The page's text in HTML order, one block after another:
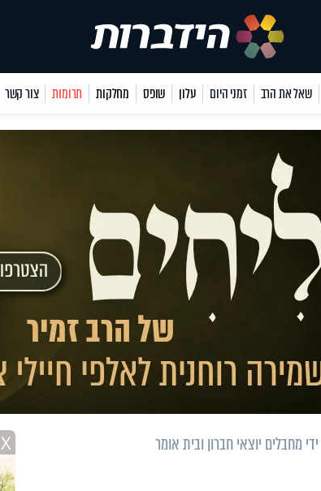
שאל את הרב זמני היום עלון שופס מחלקות תרומות צור קשר
מחבלים יוצאי חברון ובית אומר X